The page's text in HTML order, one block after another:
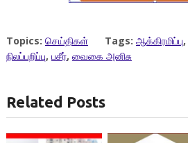
Topics: செய்திகள் Tags: ஆக்கிரமிப்பு,
நிலப்பறிப்பு, பசீர், வைகை அனிசு
Related Posts